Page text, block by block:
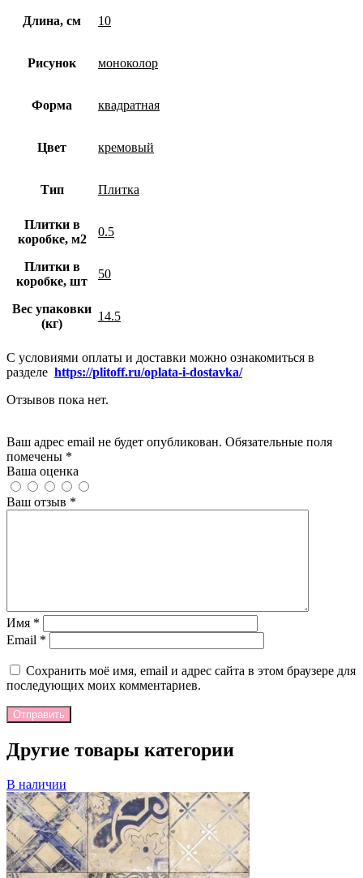
Длина, см 10
Рисунок моноколор
Форма квадратная
Цвет кремовый
Тип Плитка
Плитки в
коробке, м2
0.5
Плитки в
коробке, шт
50
Вес упаковки
(кг)
14.5
С условиями оплаты и доставки можно ознакомиться в
разделе https://plitoff.ru/oplata-i-dostavka/
Отзывов пока нет.
Ваш адрес email не будет опубликован. Обязательные поля
помечены *
Ваша оценка
Ваш отзыв *
Имя *
Email *
Сохранить моё имя, email и адрес сайта в этом браузере для
последующих моих комментариев.
Отправить
Другие товары категории
В наличии